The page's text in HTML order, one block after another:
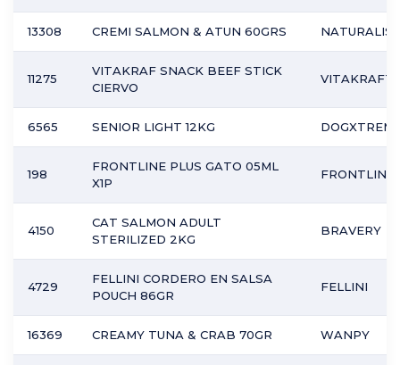
13308 CREMI SALMON & ATUN 60GRS
11275
VITAKRAF SNACK BEEF STICK
CIERVO
VITAKRAFT
6565 SENIOR LIGHT 12KG
198
FRONTLINE PLUS GATO 05ML
X1P
FRONTLINE
4150
CAT SALMON ADULT
STERILIZED 2KG
BRAVERY
4729
FELLINI CORDERO EN SALSA
POUCH 86GR
FELLINI
16369 CREAMY TUNA & CRAB 70GR WANPY